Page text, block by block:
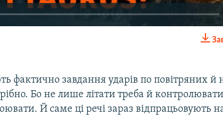
Auto 240p 360p
фактично завдання ударів по повітряних й
Бо не лише літати треба й контролювати
Й саме ці речі зараз відпрацьовують